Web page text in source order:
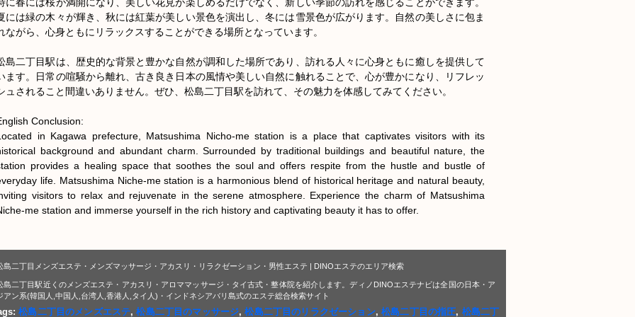
には緑の木々が輝き、秋には紅葉が美しい景色を演出し、冬には雪景色が広がります。自然の美しさに包ま
ながら、心身ともにリラックスすることができる場所となっています。
島二丁目駅は、歴史的な背景と豊かな自然が調和した場所であり、訪れる人々に心身ともに癒しを提供して
ます。日常の喧騒から離れ、古き良き日本の風情や美しい自然に触れることで、心が豊かになり、リフレッ
ュされること間違いありません。ぜひ、松島二丁目駅を訪れて、その魅力を体感してみてください。
Conclusion:
in Kagawa prefecture, Matsushima Nicho-me station is a place that captivates visitors with its
background and abundant charm. Surrounded by traditional buildings and beautiful nature, the
provides a healing space that soothes the soul and offers respite from the hustle and bustle of
life. Matsushima Niche-me station is a harmonious blend of historical heritage and natural beauty,
visitors to relax and rejuvenate in the serene atmosphere. Experience the charm of Matsushima
me station and immerse yourself in the rich history and captivating beauty it has to offer.
島二丁目メンズエステ・メンズマッサージ・アカスリ・リラクゼーション・男性エステ | DINOエステのエリア検索
島二丁目駅近くのメンズエステ・アカスリ・アロママッサージ・タイ古式・整体院を紹介します。ディノDINOエステナビは全国の日本・ア
アン系(韓国人,中国人,台湾人,香港人,タイ人)・インドネシアバリ島式のエステ総合検索サイト
松島二丁目のメンズエステ,松島二丁目のマッサージ,松島二丁目のリラクゼーション, 松島二丁目の指圧, 松島二丁